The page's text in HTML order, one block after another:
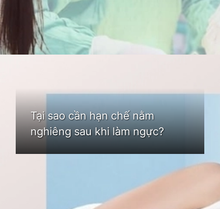
Tại sao cần hạn chế nằm
nghiêng sau khi làm ngực?